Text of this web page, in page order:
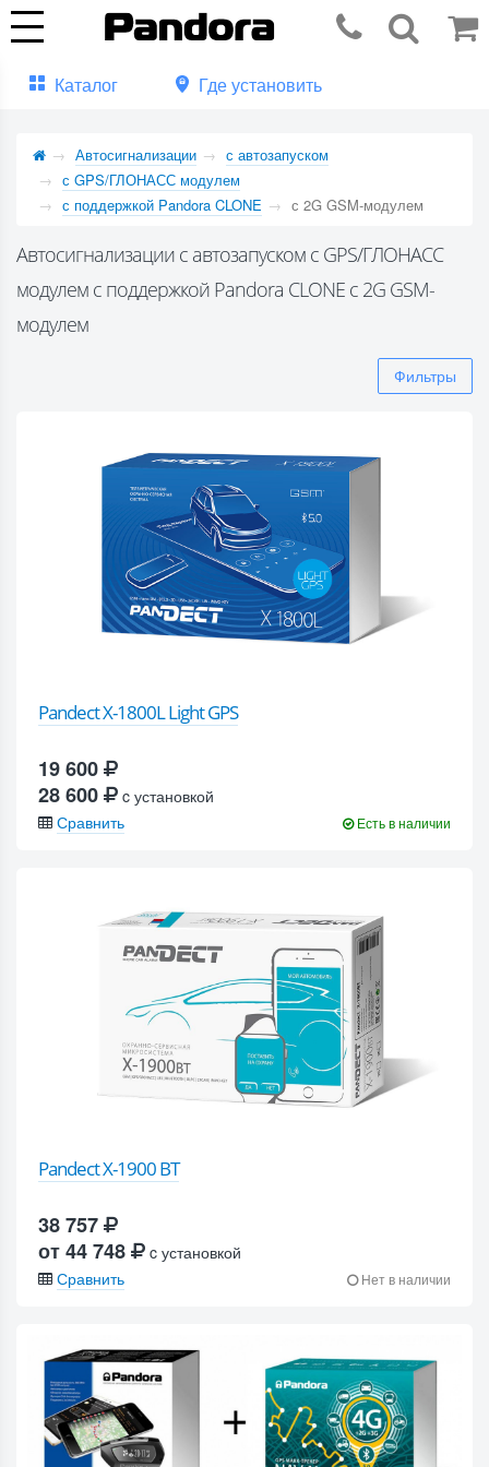
Каталог Где установить
Автосигнализации
с автозапуском
с GPS/ГЛОНАСС модулем
с поддержкой Pandora CLONE
с 2G GSM-модулем
Автосигнализации с автозапуском с GPS/ГЛОНАСС
модулем с поддержкой Pandora CLONE с 2G GSM-
модулем
Фильтры
Pandect X-1800L Light GPS
19 600
28 600
c установкой
Сравнить
Есть в наличии
Pandect X-1900 BT
38 757
от 44 748
c установкой
Сравнить
Нет в наличии